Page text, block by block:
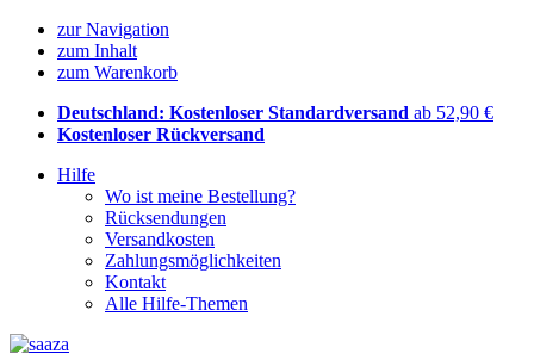
zur Navigation
zum Inhalt
zum Warenkorb
Deutschland: Kostenloser Standardversand ab 52,90 €
Kostenloser Rückversand
Hilfe
Wo ist meine Bestellung?
Rücksendungen
Versandkosten
Zahlungsmöglichkeiten
Kontakt
Alle Hilfe-Themen